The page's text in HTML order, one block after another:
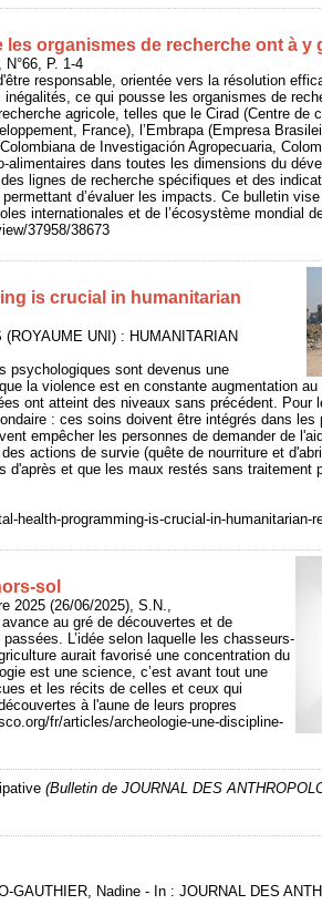
organismes de recherche ont à y
P. 1-4
responsable, orientée vers la résolution
ce qui pousse les organismes de
agricole, telles que le Cirad (Centre de
France), l’Embrapa (Empresa
de Investigación Agropecuaria,
alimentaires dans toutes les dimensions du
lignes de recherche spécifiques et des
d’évaluer les impacts. Ce bulletin
internationales et de l’écosystème mondial
37958/38673
is crucial in humanitarian
UNI) : HUMANITARIAN
psychologiques sont devenus une
la violence est en constante augmentation
ont atteint des niveaux sans précédent. Pour
: ces soins doivent être intégrés dans les
empêcher les personnes de demander de
actions de survie (quête de nourriture et
d'après et que les maux restés sans traitement
health-programming-is-crucial-in-humanitarian-
sol
2025 (26/06/2025), S.N.,
au gré de découvertes et de
L’idée selon laquelle les chasseurs-
aurait favorisé une concentration du
est une science, c’est avant tout une
et les récits de celles et ceux qui
à l'aune de leurs propres
fr/articles/archeologie-une-discipline-
(Bulletin de JOURNAL DES
Nadine - In : JOURNAL DES